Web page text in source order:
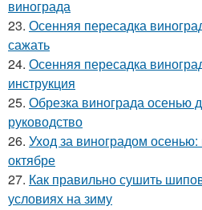
винограда
23. Осенняя пересадка
сажать
24. Осенняя пересадка
инструкция
25. Обрезка винограда осенью
руководство
26. Уход за виноградом осенью:
октябре
27. Как правильно сушить
условиях на зиму